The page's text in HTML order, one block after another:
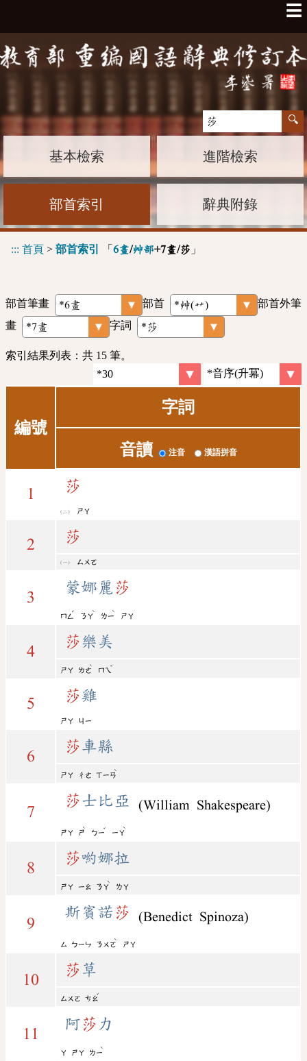
☰
基本檢索 進階檢索
部首索引 辭典附錄
::: 首頁 > 部首索引 「 6畫/艸部+7畫/莎 」
部首筆畫 部首
部首外筆
畫
字詞
索引結果列表：共 15 筆。
編號
字詞
音讀 注音 漢語拼音
1 莎
ㄕㄚ
2 莎
ㄙㄨㄛ
3
蒙娜麗 莎
ㄇㄥ
ˊ
ㄋㄚ
ˋ
ㄌㄧ
ˋ
ㄕㄚ
4
莎樂美
ㄕㄚ ㄌㄜ
ˋ
ㄇㄟ
ˇ
5 莎雞
ㄕㄚ ㄐㄧ
6
莎車縣
ㄕㄚ ㄔㄜ ㄒㄧㄢ
ˋ
7
莎士比亞 (William Shakespeare)
ㄕㄚ ㄕ
ˋ
ㄅㄧ
ˇ
ㄧㄚ
ˋ
8
莎喲娜拉
ㄕㄚ ㄧㄠ ㄋㄚ
ˋ
ㄌㄚ
9
斯賓諾 莎 (Benedict Spinoza)
ㄙ ㄅㄧㄣ ㄋㄨㄛ
ˋ
ㄕㄚ
10
莎 草
ㄙㄨㄛ ㄘㄠ
ˇ
11
阿 莎 力
ㄚ ㄕㄚ ㄌㄧ
ˋ